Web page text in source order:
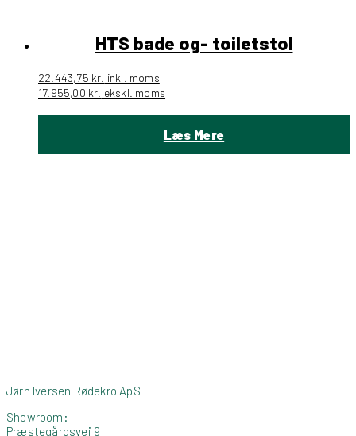
HTS bade og- toiletstol
22.443,75 kr. inkl. moms
17.955,00 kr. ekskl. moms
Læs Mere
Jørn Iversen Rødekro ApS
Showroom:
Præstegårdsvej 9